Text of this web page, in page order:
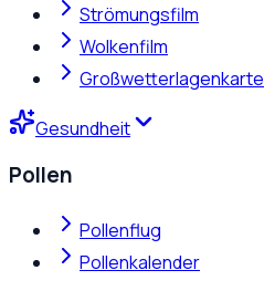
Strömungsfilm
Wolkenfilm
Großwetterlagenkarte
Gesundheit
Pollen
Pollenflug
Pollenkalender